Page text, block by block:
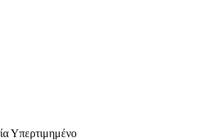
Υπερτιμημένο